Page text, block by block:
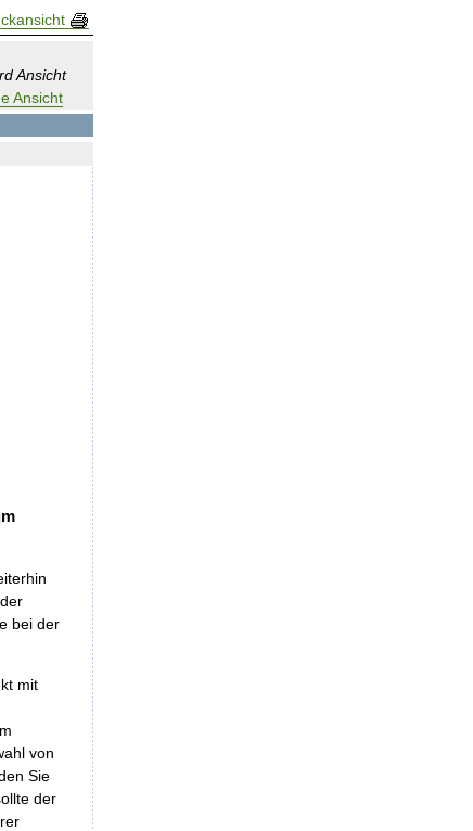
Ansicht
Ansicht
bei der
mit
von
Sie
der